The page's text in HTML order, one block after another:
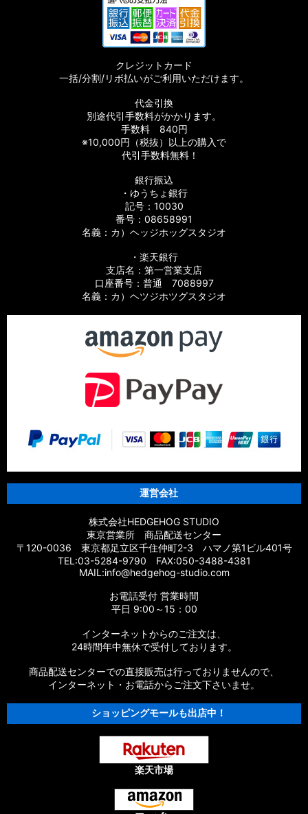
クレジットカード
一括/分割/リボ払いがご利用いただけます。
代金引換
別途代引手数料がかかります。
手数料 840円
※10,000円（税抜）以上の購入で
代引手数料無料！
銀行振込
・ゆうちょ銀行
記号：10030
番号：08658991
名義：カ）ヘッジホッグスタジオ
・楽天銀行
支店名：第一営業支店
口座番号：普通 7088997
名義：カ）ヘツジホツグスタジオ
運営会社
株式会社HEDGEHOG STUDIO
東京営業所 商品配送センター
〒120-0036 東京都足立区千住仲町2-3 ハマノ第1ビル401号
TEL:03-5284-9790 FAX:050-3488-4381
MAIL:info@hedgehog-studio.com
お電話受付 営業時間
平日 9:00～15：00
インターネットからのご注文は、
24時間年中無休で受付しております。
商品配送センターでの直接販売は行っておりませんので、
インターネット・お電話からご注文下さいませ。
ショッピングモールも出店中！
楽天市場